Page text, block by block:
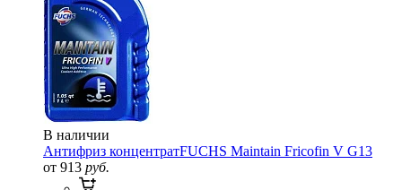
В наличии
Антифриз концентратFUCHS Maintain Fricofin V G13
от 913 руб.